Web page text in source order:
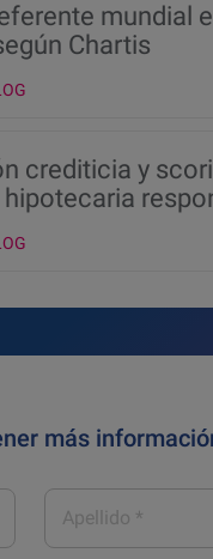
mundial
Chartis
crediticia y
más
Apellido